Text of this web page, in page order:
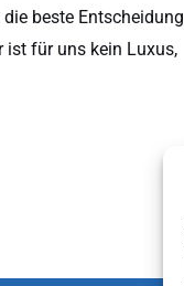
beste Entscheidung
ist für uns kein Luxus,